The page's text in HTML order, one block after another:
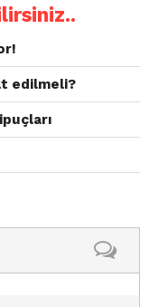
edilmeli?